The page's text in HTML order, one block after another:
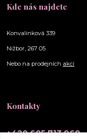
Kde nás najdete
Konvalinková 339
Nižbor, 267 05
Nebo na prodejních akcí
Kontakty
+420 605 713 969